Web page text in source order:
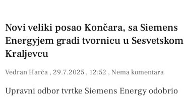
Novi veliki posao Končara, sa Siemens
Energyjem gradi tvornicu u Sesvetskom
Kraljevcu
Vedran Harča 29.7.2025 12:52 Nema komentara
Upravni odbor tvrtke Siemens Energy odobrio